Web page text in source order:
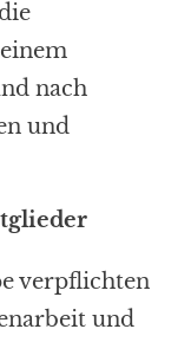
nach
und
verpflichten
und